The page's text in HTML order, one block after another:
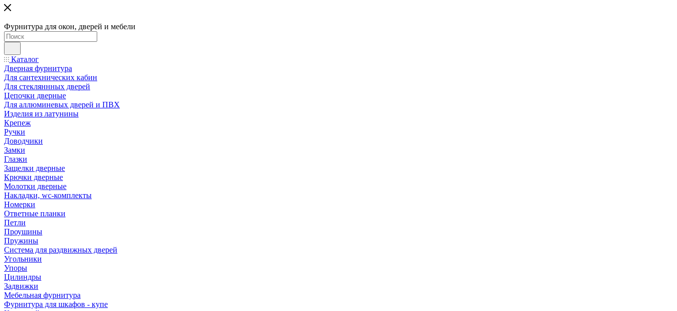
Фурнитура для окон, дверей и мебели
Каталог
Дверная фурнитура
Для сантехнических кабин
Для стекляннных дверей
Цепочки дверные
Для аллюминевых дверей и ПВХ
Изделия из латунины
Крепеж
Ручки
Доводчики
Замки
Глазки
Защелки дверные
Крючки дверные
Молотки дверные
Накладки, wc-комплекты
Номерки
Ответные планки
Петли
Проушины
Пружины
Система для раздвижных дверей
Угольники
Упоры
Цилиндры
Задвижки
Мебельная фурнитура
Фурнитура для шкафов - купе